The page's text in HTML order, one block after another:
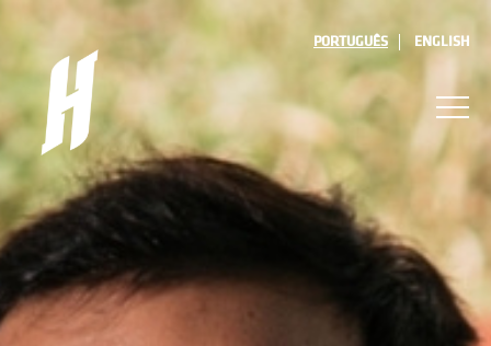
PORTUGUÊS ENGLISH